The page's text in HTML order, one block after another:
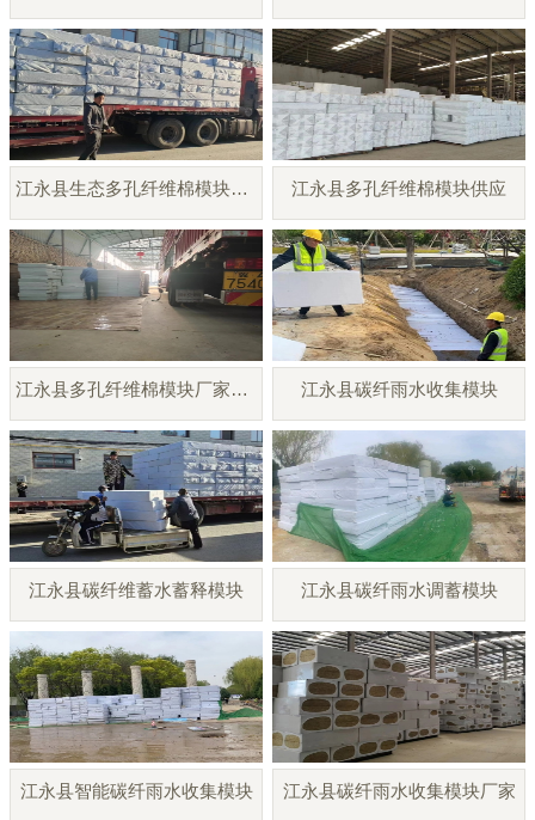
江永县生态多孔纤维棉模块厂家 江永县多孔纤维棉模块供应
江永县多孔纤维棉模块厂家直销 江永县碳纤雨水收集模块
江永县碳纤维蓄水蓄释模块 江永县碳纤雨水调蓄模块
江永县智能碳纤雨水收集模块 江永县碳纤雨水收集模块厂家